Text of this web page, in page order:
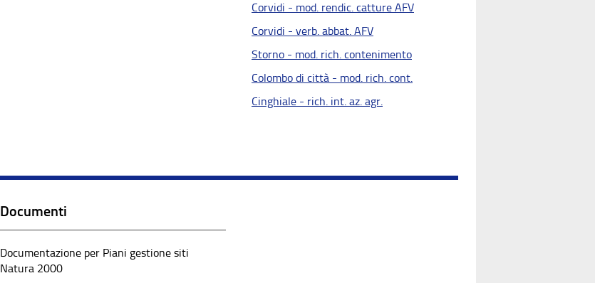
Corvidi - mod. rendic. catture AFV
Corvidi - verb. abbat. AFV
Storno - mod. rich. contenimento
Colombo di città - mod. rich. cont.
Cinghiale - rich. int. az. agr.
Documenti
Documentazione per Piani gestione siti
Natura 2000